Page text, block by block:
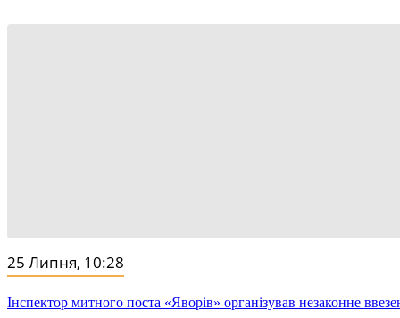
25 Липня, 10:28
Інспектор митного поста «Яворів» організував незаконне